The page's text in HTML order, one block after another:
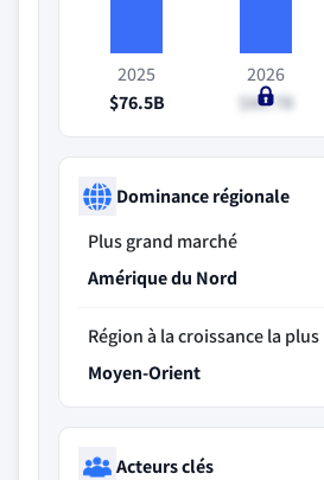
2025
$76.5B
2026
$80.7B
Dominance régionale
Plus grand marché
Amérique du Nord
Région à la croissance la
Moyen-Orient
Acteurs clés